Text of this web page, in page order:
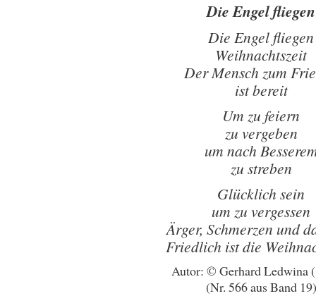
Die Engel fliegen
Die Engel fliegen
Weihnachtszeit
Der Mensch zum
ist bereit
Um zu feiern
zu vergeben
um nach
zu streben
Glücklich sein
um zu vergessen
Ärger, Schmerzen und
Friedlich ist die
Autor: © Gerhard Ledwina
(Nr. 566 aus Band 19)